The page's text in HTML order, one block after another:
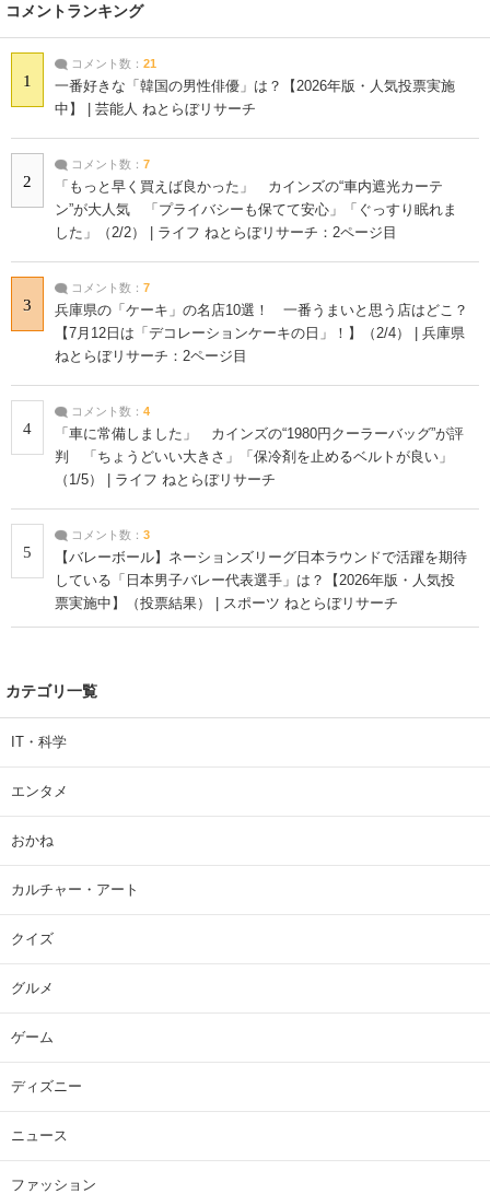
コメントランキング
1
コメント数： 21
一番好きな「韓国の男性俳優」は？【2026年版・人気投票実施
中】 | 芸能人 ねとらぼリサーチ
2
コメント数： 7
「もっと早く買えば良かった」 カインズの“車内遮光カーテ
ン”が大人気 「プライバシーも保てて安心」「ぐっすり眠れま
した」（2/2） | ライフ ねとらぼリサーチ：2ページ目
3
コメント数： 7
兵庫県の「ケーキ」の名店10選！ 一番うまいと思う店はどこ？
【7月12日は「デコレーションケーキの日」！】（2/4） | 兵庫県
ねとらぼリサーチ：2ページ目
4
コメント数： 4
「車に常備しました」 カインズの“1980円クーラーバッグ”が評
判 「ちょうどいい大きさ」「保冷剤を止めるベルトが良い」
（1/5） | ライフ ねとらぼリサーチ
5
コメント数： 3
【バレーボール】ネーションズリーグ日本ラウンドで活躍を期待
している「日本男子バレー代表選手」は？【2026年版・人気投
票実施中】（投票結果） | スポーツ ねとらぼリサーチ
カテゴリ一覧
IT・科学
エンタメ
おかね
カルチャー・アート
クイズ
グルメ
ゲーム
ディズニー
ニュース
ファッション